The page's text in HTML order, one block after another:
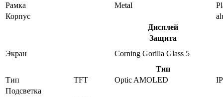
Рамка
Metal
Корпус
Дисплей
Защита
Экран
Corning Gorilla Glass 5
Тип
Тип
TFT Optic AMOLED
Подсветка